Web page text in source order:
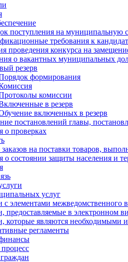
поступления на муниципальную
требования к
проведения конкурса на
о вакантных муниципальных
резерв
формирования
комиссии
в резерв
включенных в резерв
постановлений главы,
о проверках
на поставки товаров,
состоянии защиты населения и
услуг
с элементами межведомственного
предоставляемые в электронном
которые являются необходимыми
регламенты